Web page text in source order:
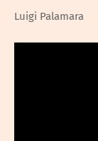
Luigi Palamara